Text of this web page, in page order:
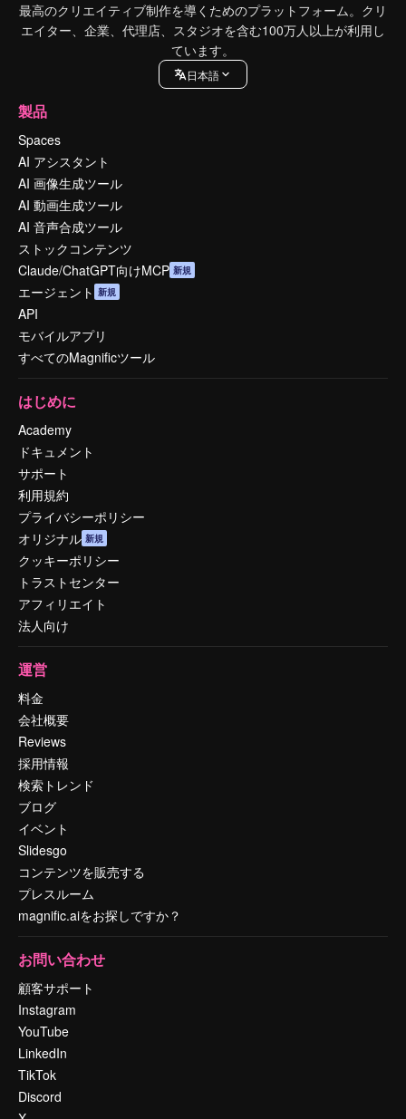
最高のクリエイティブ制作を導くためのプラットフォーム。クリ
エイター、企業、代理店、スタジオを含む100万人以上が利用し
ています。
日本語
製品
Spaces
AI アシスタント
AI 画像生成ツール
AI 動画生成ツール
AI 音声合成ツール
ストックコンテンツ
Claude/ChatGPT向けMCP 新規
エージェント 新規
API
モバイルアプリ
すべてのMagnificツール
はじめに
Academy
ドキュメント
サポート
利用規約
プライバシーポリシー
オリジナル 新規
クッキーポリシー
トラストセンター
アフィリエイト
法人向け
運営
料金
会社概要
Reviews
採用情報
検索トレンド
ブログ
イベント
Slidesgo
コンテンツを販売する
プレスルーム
magnific.aiをお探しですか？
お問い合わせ
顧客サポート
Instagram
YouTube
LinkedIn
TikTok
Discord